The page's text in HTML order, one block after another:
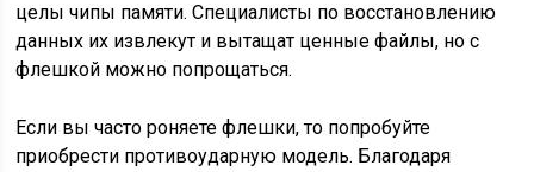
целы чипы памяти. Специалисты по восстановлению
данных их извлекут и вытащат ценные файлы, но с
флешкой можно попрощаться.
Если вы часто роняете флешки, то попробуйте
приобрести противоударную модель. Благодаря